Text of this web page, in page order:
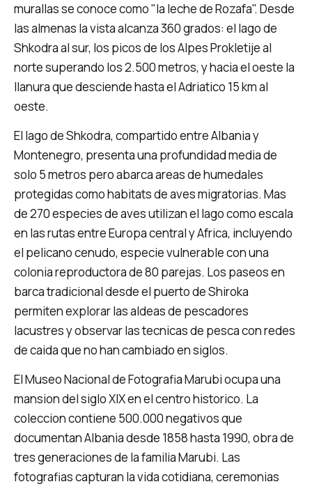
murallas se conoce como "la leche de Rozafa". Desde
las almenas la vista alcanza 360 grados: el lago de
Shkodra al sur, los picos de los Alpes Prokletije al
norte superando los 2.500 metros, y hacia el oeste la
llanura que desciende hasta el Adriatico 15 km al
oeste.
El lago de Shkodra, compartido entre Albania y
Montenegro, presenta una profundidad media de
solo 5 metros pero abarca areas de humedales
protegidas como habitats de aves migratorias. Mas
de 270 especies de aves utilizan el lago como escala
en las rutas entre Europa central y Africa, incluyendo
el pelicano cenudo, especie vulnerable con una
colonia reproductora de 80 parejas. Los paseos en
barca tradicional desde el puerto de Shiroka
permiten explorar las aldeas de pescadores
lacustres y observar las tecnicas de pesca con redes
de caida que no han cambiado en siglos.
El Museo Nacional de Fotografia Marubi ocupa una
mansion del siglo XIX en el centro historico. La
coleccion contiene 500.000 negativos que
documentan Albania desde 1858 hasta 1990, obra de
tres generaciones de la familia Marubi. Las
fotografias capturan la vida cotidiana, ceremonias